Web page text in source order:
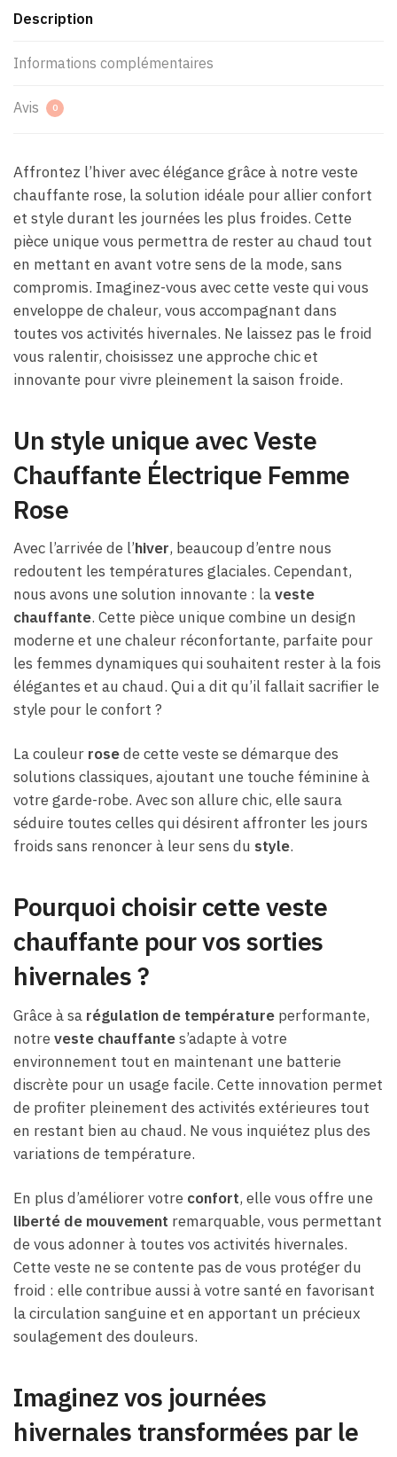
Description
Informations complémentaires
Avis 0
Affrontez l’hiver avec élégance grâce à notre veste
chauffante rose, la solution idéale pour allier confort
et style durant les journées les plus froides. Cette
pièce unique vous permettra de rester au chaud tout
en mettant en avant votre sens de la mode, sans
compromis. Imaginez-vous avec cette veste qui vous
enveloppe de chaleur, vous accompagnant dans
toutes vos activités hivernales. Ne laissez pas le froid
vous ralentir, choisissez une approche chic et
innovante pour vivre pleinement la saison froide.
Un style unique avec Veste
Chauffante Électrique Femme
Rose
Avec l’arrivée de l’hiver, beaucoup d’entre nous
redoutent les températures glaciales. Cependant,
nous avons une solution innovante : laveste
chauffante. Cette pièce unique combine un design
moderne et une chaleur réconfortante, parfaite pour
les femmes dynamiques qui souhaitent rester à la fois
élégantes et au chaud. Qui a dit qu’il fallait sacrifier le
style pour le confort ?
La couleur rosede cette veste se démarque des
solutions classiques, ajoutant une touche féminine à
votre garde-robe. Avec son allure chic, elle saura
séduire toutes celles qui désirent affronter les jours
froids sans renoncer à leur sens du style.
Pourquoi choisir cette veste
chauffante pour vos sorties
hivernales ?
Grâce à sa régulation de température performante,
notreveste chauffantes’adapte à votre
environnement tout en maintenant une batterie
discrète pour un usage facile. Cette innovation permet
de profiter pleinement des activités extérieures tout
en restant bien au chaud. Ne vous inquiétez plus des
variations de température.
En plus d’améliorer votre confort, elle vous offre une
liberté de mouvement remarquable, vous permettant
de vous adonner à toutes vos activités hivernales.
Cette veste ne se contente pas de vous protéger du
froid : elle contribue aussi à votre santé en favorisant
la circulation sanguine et en apportant un précieux
soulagement des douleurs.
Imaginez vos journées
hivernales transformées par le